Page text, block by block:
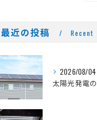
最近の投稿 Recent
2026/08/04